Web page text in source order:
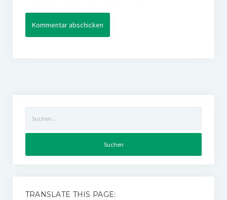
nach:
TRANSLATE THIS PAGE: